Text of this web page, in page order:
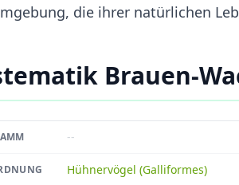
die ihrer natürlichen
Brauen-
--
Hühnervögel (Galliformes)